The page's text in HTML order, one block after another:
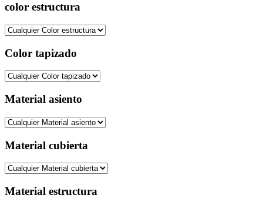
color estructura
Color tapizado
Material asiento
Material cubierta
Material estructura